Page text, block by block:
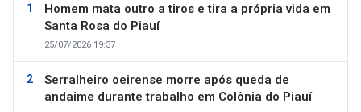
Homem mata outro a tiros e tira a própria vida em
Santa Rosa do Piauí
25/07/2026 19:37
Serralheiro oeirense morre após queda de
andaime durante trabalho em Colônia do Piauí